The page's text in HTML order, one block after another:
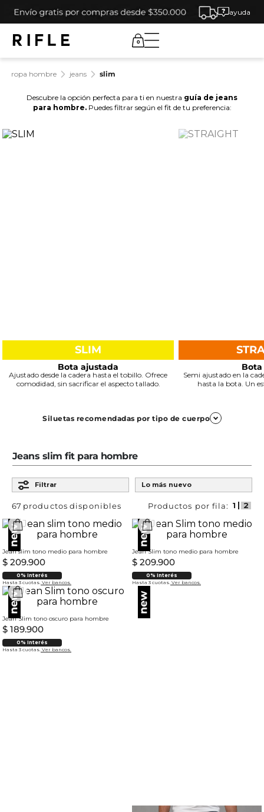
ayuda
0
ropa hombre jeans slim
Descubre la opción perfecta para ti en nuestra guía de jeans
para hombre.Puedes filtrar según el fit de tu preferencia:
SLIM
Bota ajustada
Ajustado desde la cadera hasta el tobillo. Ofrece
comodidad, sin sacrificar el aspecto tallado.
Semi ajustado en la
hasta la bota. Un
Siluetas recomendadas por tipo de cuerpo
Slim y Super Slim
Definen los hombros y equilibran la parte inferior del
Jeans slim fit para hombre
Filtrar
Lo más nuevo
67 productos
Jean slim tono medio para hombre
$ 209.900
0% Interés
Hasta 3 cuotas. Ver bancos.
Jean Slim tono medio para hombre
$ 209.900
0% Interés
Hasta 3 cuotas. Ver bancos.
Jean Slim tono oscuro para hombre
$ 189.900
0% Interés
Hasta 3 cuotas. Ver bancos.